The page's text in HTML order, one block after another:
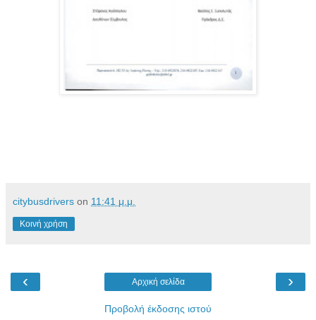
citybusdrivers on 11:41 μ.μ.
Κοινή χρήση
‹ ›
Αρχική σελίδα
Προβολή έκδοσης ιστού